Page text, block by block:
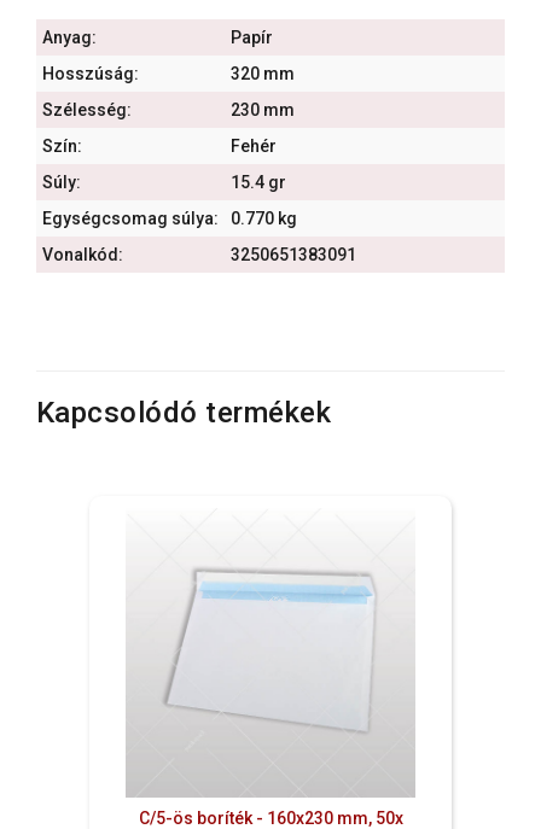
Anyag:
Papír
Hosszúság:
320 mm
Szélesség:
230 mm
Szín:
Fehér
Súly:
15.4 gr
Egységcsomag súlya:
0.770 kg
Vonalkód:
3250651383091
Kapcsolódó termékek
C/5-ös boríték - 160x230 mm, 50x